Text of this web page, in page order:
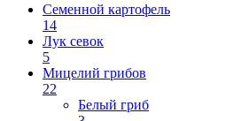
Семенной картофель
14
Лук севок
5
Мицелий грибов
22
Белый гриб